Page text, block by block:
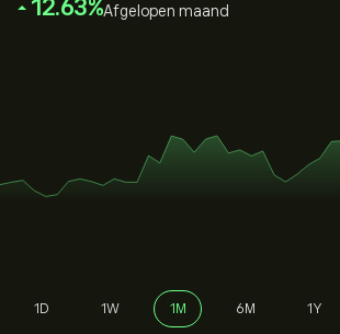
‎12.63‎ Afgelopen maand
1D 1W 1M 6M 1Y